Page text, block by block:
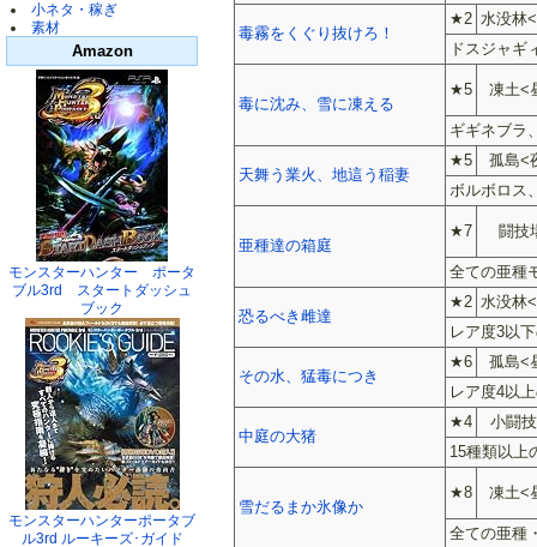
小ネタ・稼ぎ
素材
Amazon
モンスターハンター ポータ
ブル3rd スタートダッシュ
ブック
モンスターハンターポータブ
ル3rd ルーキーズ･ガイド
毒霧をくぐり抜けろ！
★2 水没林
ドスジャギ
毒に沈み、雪に凍える
★5 凍土<
ギギネブラ
天舞う業火、地這う稲妻
★5
孤島<
ボルボロス
亜種達の箱庭
★7 闘技
全ての亜種
恐るべき雌達
★2 水没林
レア度3以
その水、猛毒につき
★6
孤島<
レア度4以
中庭の大猪
★4
小闘
15種類以上
雪だるまか氷像か
★8 凍土<
全ての亜種